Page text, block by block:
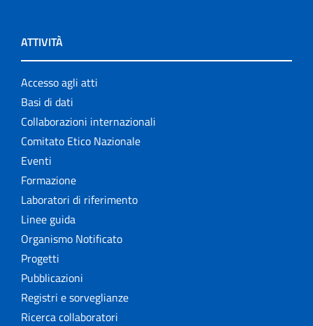
ATTIVITÀ
Accesso agli atti
Basi di dati
Collaborazioni internazionali
Comitato Etico Nazionale
Eventi
Formazione
Laboratori di riferimento
Linee guida
Organismo Notificato
Progetti
Pubblicazioni
Registri e sorveglianze
Ricerca collaboratori